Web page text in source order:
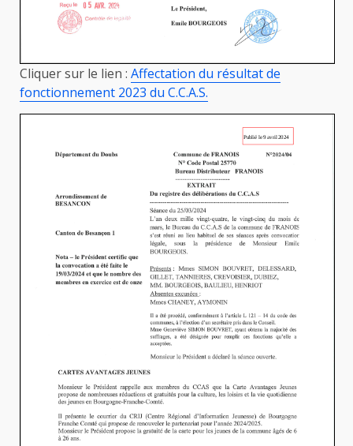
Cliquer sur le lien : Affectation du résultat de
fonctionnement 2023 du C.C.A.S.